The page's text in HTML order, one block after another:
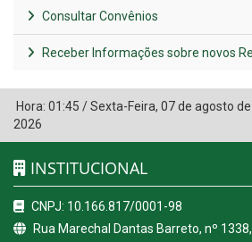
Consultar Convênios
Receber Informações sobre novos
Hora: 01:45 /Sexta-Feira, 07 de agosto de
2026
INSTITUCIONAL
CNPJ: 10.166.817/0001-98
Rua Marechal Dantas Barreto, nº